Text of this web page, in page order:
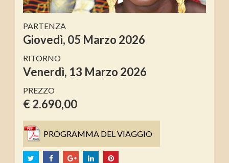
PARTENZA
Giovedì, 05 Marzo 2026
RITORNO
Venerdì, 13 Marzo 2026
PREZZO
€ 2.690,00
PROGRAMMA DEL VIAGGIO